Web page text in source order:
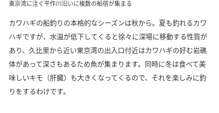
東京湾に注ぐ平作川沿いに複数の船宿が集まる
カワハギの船釣りの本格的なシーズンは秋から。夏も釣れるカワ
ハギですが、水温が低下してくると徐々に深場に移動する性質が
あり、久比里から近い東京湾の出入口付近はカワハギの好む岩礁
体があって深さもあるため魚が集まります。同時に冬は食べて美
味しいキモ（肝臓）も大きくなってくるので、それを楽しみに釣
りをするわけです。